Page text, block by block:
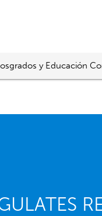
y Educación